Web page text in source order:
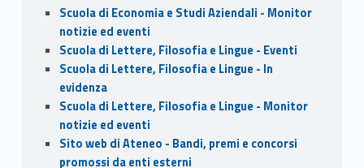
Scuola di Economia e Studi Aziendali - Monitor
notizie ed eventi
Scuola di Lettere, Filosofia e Lingue - Eventi
Scuola di Lettere, Filosofia e Lingue - In
evidenza
Scuola di Lettere, Filosofia e Lingue - Monitor
notizie ed eventi
Sito web di Ateneo - Bandi, premi e concorsi
promossi da enti esterni